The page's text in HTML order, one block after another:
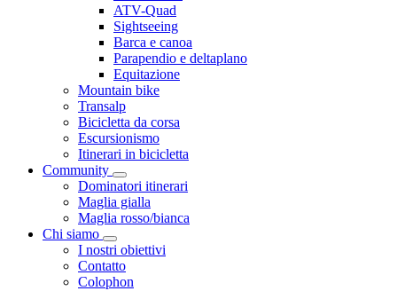
ATV-Quad
Sightseeing
Barca e canoa
Parapendio e deltaplano
Equitazione
Mountain bike
Transalp
Bicicletta da corsa
Escursionismo
Itinerari in bicicletta
Community
Dominatori itinerari
Maglia gialla
Maglia rosso/bianca
Chi siamo
I nostri obiettivi
Contatto
Colophon